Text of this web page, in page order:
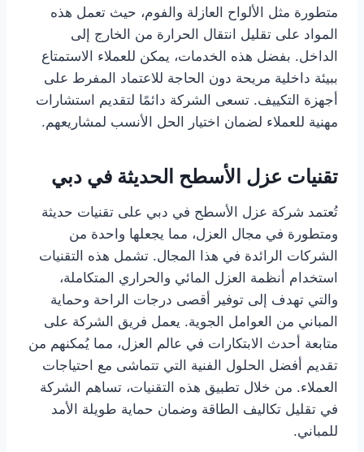
متطورة مثل الألواح العازلة والفوم، حيث تعمل هذه
المواد على تقليل انتقال الحرارة من الخارج إلى
الداخل. بفضل هذه الخدمات، يمكن للعملاء الاستمتاع
ببيئة داخلية مريحة دون الحاجة للاعتماد المفرط على
أجهزة التكييف. تسعى الشركة دائمًا لتقديم استشارات
مهنية للعملاء لضمان اختيار الحل الأنسب لمشاريعهم.
تقنيات عزل الأسطح الحديثة في دبي
تُعتمد شركة عزل الأسطح في دبي على تقنيات حديثة
ومتطورة في مجال العزل، مما يجعلها واحدة من
الشركات الرائدة في هذا المجال. تشمل هذه التقنيات
استخدام أنظمة العزل المائي والحراري المتكاملة،
والتي تهدف إلى توفير أقصى درجات الراحة وحماية
المباني من العوامل الجوية. يعمل فريق الشركة على
متابعة أحدث الابتكارات في عالم العزل، مما يُمكنهم من
تقديم أفضل الحلول الفنية التي تتماشى مع احتياجات
العملاء. من خلال تطبيق هذه التقنيات، تساهم الشركة
في تقليل تكاليف الطاقة وضمان حماية طويلة الأمد
للمباني.